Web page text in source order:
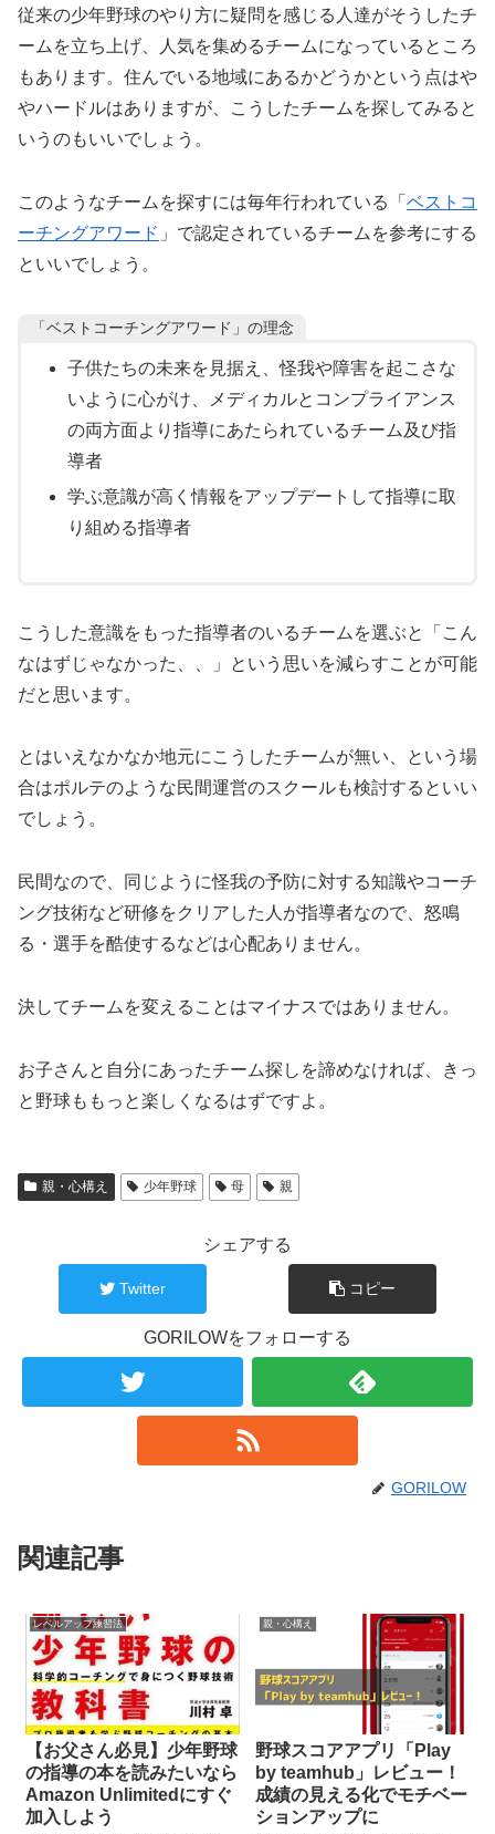
従来の少年野球のやり方に疑問を感じる人達がそうしたチ
ームを立ち上げ、人気を集めるチームになっているところ
もあります。住んでいる地域にあるかどうかという点はや
やハードルはありますが、こうしたチームを探してみると
いうのもいいでしょう。
このようなチームを探すには毎年行われている「 ベストコ
ーチングアワード 」で認定されているチームを参考にする
といいでしょう。
「ベストコーチングアワード」の理念
子供たちの未来を見据え、怪我や障害を起こさな
いように心がけ、メディカルとコンプライアンス
の両方面より指導にあたられているチーム及び指
導者
学ぶ意識が高く情報をアップデートして指導に取
り組める指導者
こうした意識をもった指導者のいるチームを選ぶと「こん
なはずじゃなかった、、」という思いを減らすことが可能
だと思います。
とはいえなかなか地元にこうしたチームが無い、という場
合はポルテのような民間運営のスクールも検討するといい
でしょう。
民間なので、同じように怪我の予防に対する知識やコーチ
ング技術など研修をクリアした人が指導者なので、怒鳴
る・選手を酷使するなどは心配ありません。
決してチームを変えることはマイナスではありません。
お子さんと自分にあったチーム探しを諦めなければ、きっ
と野球ももっと楽しくなるはずですよ。
親・心構え 少年野球 母 親
シェアする
Twitter コピー
GORILOWをフォローする
GORILOW
関連記事
レベルアップ練習法
【お父さん必見】少年野球
の指導の本を読みたいなら
Amazon Unlimitedにすぐ
加入しよう
親・心構え
野球スコアアプリ「Play
by teamhub」レビュー！
成績の見える化でモチベー
ションアップに